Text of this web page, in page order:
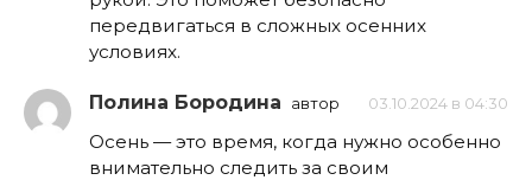
передвигаться в сложных осенних
условиях.
Полина Бородина автор 03.10.2024 в 04:30
Осень — это время, когда нужно особенно
внимательно следить за своим